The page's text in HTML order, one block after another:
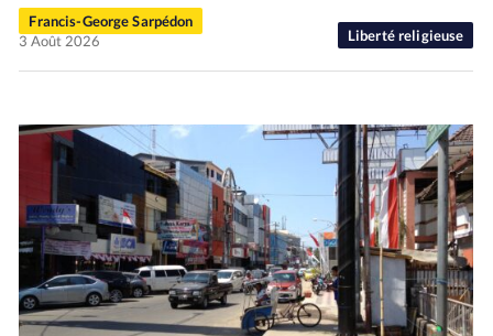
Liberté religieuse
Francis-George Sarpédon
3 Août 2026